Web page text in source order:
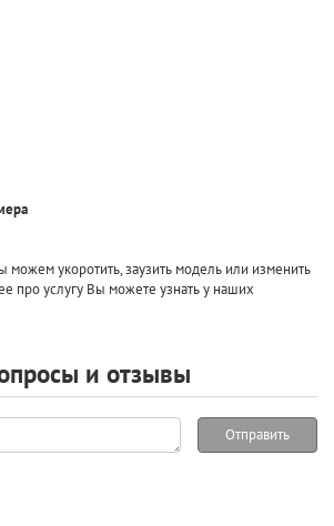
укоротить, заузить модель или изменить
про услугу Вы можете узнать у наших
и отзывы
Отправить